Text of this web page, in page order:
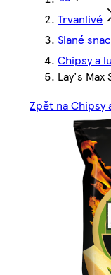
Trvanlivé
Slané
Chipsy a
Lay's
Zpět na Chipsy